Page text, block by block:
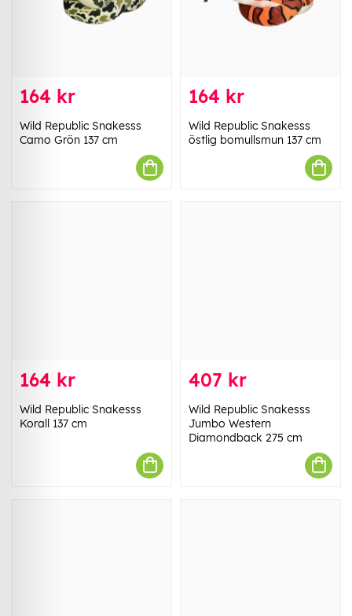
164 kr
Wild Republic Snakesss
Camo Grön 137 cm
164 kr
Wild Republic Snakesss
östlig bomullsmun 137 cm
164 kr
Wild Republic Snakesss
Korall 137 cm
407 kr
Wild Republic Snakesss
Jumbo Western
Diamondback 275 cm